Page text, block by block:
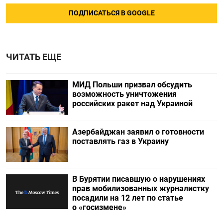
ПОДПИСАТЬСЯ В GOOGLE
ЧИТАТЬ ЕЩЕ
МИД Польши призвал обсудить
возможность уничтожения
российских ракет над Украиной
Азербайджан заявил о готовности
поставлять газ в Украину
В Бурятии писавшую о нарушениях
прав мобилизованных журналистку
посадили на 12 лет по статье
о «госизмене»